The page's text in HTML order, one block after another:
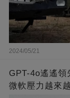
2024/05/21
GPT-4o遙遙領
微軟壓力越來